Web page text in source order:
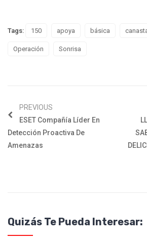
Tags: 150 apoya básica
Operación Sonrisa
PREVIOUS
ESET Compañía Líder En
Detección Proactiva De
Amenazas
Quizás Te Pueda Interesar: